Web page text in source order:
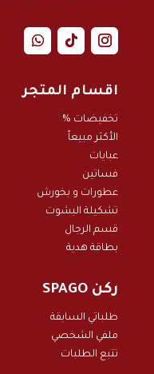
اقسام المتجر
تخفيضات %
الأكثر مبيعاً
عبايات
فساتين
عطورات و بخورش
تشكيلة البشوت
قسم الرجال
بطاقة هدية
ركن SPAGO
طلباتي السابقة
ملفي الشخصي
تتبع الطلبات